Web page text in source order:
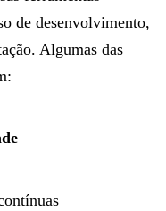
de desenvolvimento,
Algumas das